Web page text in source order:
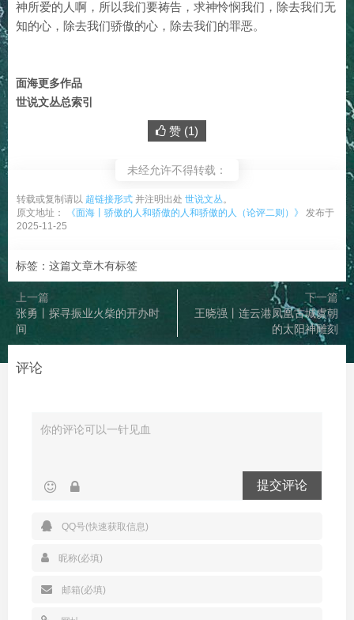
神所爱的人啊，所以我们要祷告，求神怜悯我们，除去我们无
知的心，除去我们骄傲的心，除去我们的罪恶。
面海更多作品
世说文丛总索引
赞 (1)
未经允许不得转载：
转载或复制请以 超链接形式 并注明出处 世说文丛。
原文地址：
《面海丨骄傲的人和骄傲的人和骄傲的人（论评二则）》
发布于
2025-11-25
标签：这篇文章木有标签
上一篇
张勇丨探寻振业火柴的开办时
间
下一篇
王晓强丨连云港凤凰古城虞朝
的太阳神雕刻
评论
提交评论